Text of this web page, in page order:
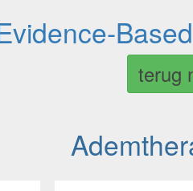
terug